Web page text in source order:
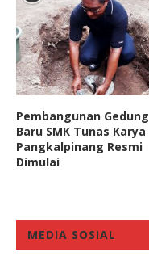
Pembangunan Gedung
Baru SMK Tunas Karya
Pangkalpinang Resmi
Dimulai
MEDIA SOSIAL